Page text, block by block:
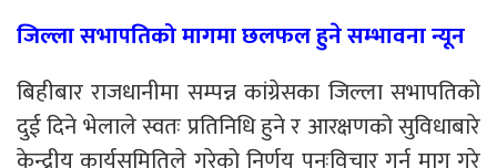
जिल्ला सभापतिको मागमा छलफल हुने सम्भावना न्यून
बिहीबार राजधानीमा सम्पन्न कांग्रेसका जिल्ला सभापतिको
दुई दिने भेलाले स्वतः प्रतिनिधि हुने र आरक्षणको सुविधाबारे